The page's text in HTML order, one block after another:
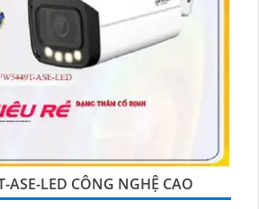
ASE-LED CÔNG NGHỆ CAO